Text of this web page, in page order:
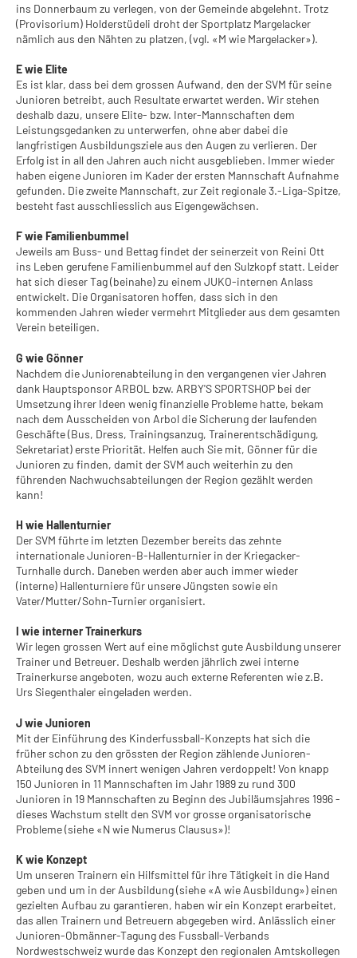
ins Donnerbaum zu verlegen, von der Gemeinde abgelehnt. Trotz
(Provisorium) Holderstüdeli droht der Sportplatz Margelacker
nämlich aus den Nähten zu platzen, (vgl. «M wie Margelacker»).
E wie Elite
Es ist klar, dass bei dem grossen Aufwand, den der SVM für seine
Junioren betreibt, auch Resultate erwartet werden. Wir stehen
deshalb dazu, unsere Elite- bzw. Inter-Mannschaften dem
Leistungsgedanken zu unterwerfen, ohne aber dabei die
langfristigen Ausbildungsziele aus den Augen zu verlieren. Der
Erfolg ist in all den Jahren auch nicht ausgeblieben. Immer wieder
haben eigene Junioren im Kader der ersten Mannschaft Aufnahme
gefunden. Die zweite Mannschaft, zur Zeit regionale 3.-Liga-Spitze,
besteht fast ausschliesslich aus Eigengewächsen.
F wie Familienbummel
Jeweils am Buss- und Bettag findet der seinerzeit von Reini Ott
ins Leben gerufene Familienbummel auf den Sulzkopf statt. Leider
hat sich dieser Tag (beinahe) zu einem JUKO-internen Anlass
entwickelt. Die Organisatoren hoffen, dass sich in den
kommenden Jahren wieder vermehrt Mitglieder aus dem gesamten
Verein beteiligen.
G wie Gönner
Nachdem die Juniorenabteilung in den vergangenen vier Jahren
dank Hauptsponsor ARBOL bzw. ARBY'S SPORTSHOP bei der
Umsetzung ihrer Ideen wenig finanzielle Probleme hatte, bekam
nach dem Ausscheiden von Arbol die Sicherung der laufenden
Geschäfte (Bus, Dress, Trainingsanzug, Trainerentschädigung,
Sekretariat) erste Priorität. Helfen auch Sie mit, Gönner für die
Junioren zu finden, damit der SVM auch weiterhin zu den
führenden Nachwuchsabteilungen der Region gezählt werden
kann!
H wie Hallenturnier
Der SVM führte im letzten Dezember bereits das zehnte
internationale Junioren-B-Hallenturnier in der Kriegacker-
Turnhalle durch. Daneben werden aber auch immer wieder
(interne) Hallenturniere für unsere Jüngsten sowie ein
Vater/Mutter/Sohn-Turnier organisiert.
I wie interner Trainerkurs
Wir legen grossen Wert auf eine möglichst gute Ausbildung unserer
Trainer und Betreuer. Deshalb werden jährlich zwei interne
Trainerkurse angeboten, wozu auch externe Referenten wie z.B.
Urs Siegenthaler eingeladen werden.
J wie Junioren
Mit der Einführung des Kinderfussball-Konzepts hat sich die
früher schon zu den grössten der Region zählende Junioren-
Abteilung des SVM innert wenigen Jahren verdoppelt! Von knapp
150 Junioren in 11 Mannschaften im Jahr 1989 zu rund 300
Junioren in 19 Mannschaften zu Beginn des Jubiläumsjahres 1996 -
dieses Wachstum stellt den SVM vor grosse organisatorische
Probleme (siehe «N wie Numerus Clausus»)!
K wie Konzept
Um unseren Trainern ein Hilfsmittel für ihre Tätigkeit in die Hand
geben und um in der Ausbildung (siehe «A wie Ausbildung») einen
gezielten Aufbau zu garantieren, haben wir ein Konzept erarbeitet,
das allen Trainern und Betreuern abgegeben wird. Anlässlich einer
Junioren-Obmänner-Tagung des Fussball-Verbands
Nordwestschweiz wurde das Konzept den regionalen Amtskollegen